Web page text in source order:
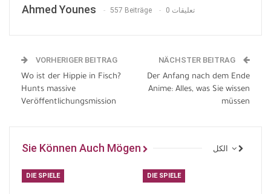
Ahmed Younes 557 Beiträge 0 تعليقات
VORHERIGER BEITRAG
Wo ist der Hippie in Fisch?
Hunts massive
Veröffentlichungsmission
NÄCHSTER BEITRAG
Der Anfang nach dem Ende
Anime: Alles, was Sie wissen
müssen
Sie Können Auch Mögen
DIE SPIELE DIE SPIELE